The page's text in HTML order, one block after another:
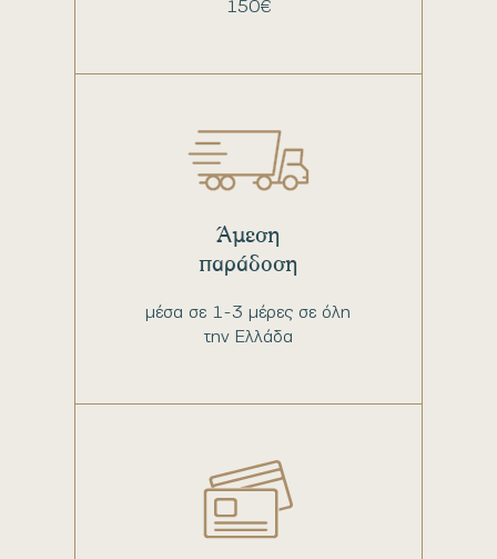
150€
μέσα σε 1-3 μέρες σε όλη
την Ελλάδα
Άμεση
παράδοση